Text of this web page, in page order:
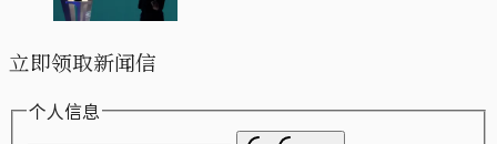
立即领取新闻信
个人信息